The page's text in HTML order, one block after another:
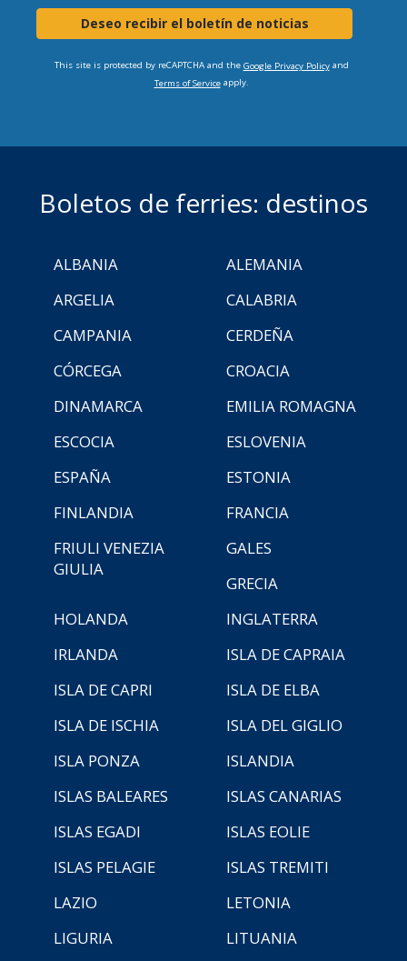
Deseo recibir el boletín de noticias
This site is protected by reCAPTCHA and the Google Privacy Policyand
Terms of Serviceapply.
Boletos de ferries: destinos
ALBANIA
ALEMANIA
ARGELIA
CALABRIA
CAMPANIA
CERDEÑA
CÓRCEGA
CROACIA
DINAMARCA
EMILIA ROMAGNA
ESCOCIA
ESLOVENIA
ESPAÑA
ESTONIA
FINLANDIA
FRANCIA
FRIULI VENEZIA
GIULIA
GALES
GRECIA
HOLANDA
INGLATERRA
IRLANDA
ISLA DE CAPRAIA
ISLA DE CAPRI
ISLA DE ELBA
ISLA DE ISCHIA
ISLA DEL GIGLIO
ISLA PONZA
ISLANDIA
ISLAS BALEARES
ISLAS CANARIAS
ISLAS EGADI
ISLAS EOLIE
ISLAS PELAGIE
ISLAS TREMITI
LAZIO
LETONIA
LIGURIA
LITUANIA